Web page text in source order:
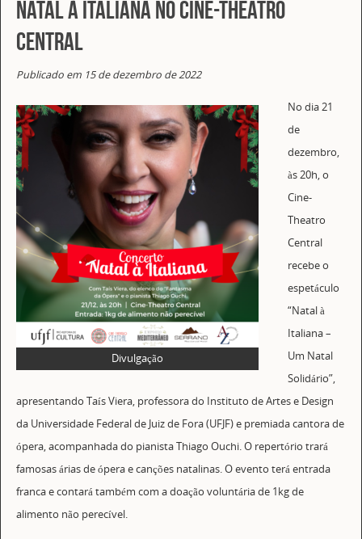
Natal à Italiana no Cine-Theatro
Central
Publicado em 15 de dezembro de 2022
Divulgação
No dia 21
de
dezembro,
às 20h, o
Cine-
Theatro
Central
recebe o
espetáculo
“Natal à
Italiana –
Um Natal
Solidário”,
apresentando Taís Viera, professora do Instituto de Artes e Design
da Universidade Federal de Juiz de Fora (UFJF) e premiada cantora de
ópera, acompanhada do pianista Thiago Ouchi. O repertório trará
famosas árias de ópera e canções natalinas. O evento terá entrada
franca e contará também com a doação voluntária de 1kg de
alimento não perecível.